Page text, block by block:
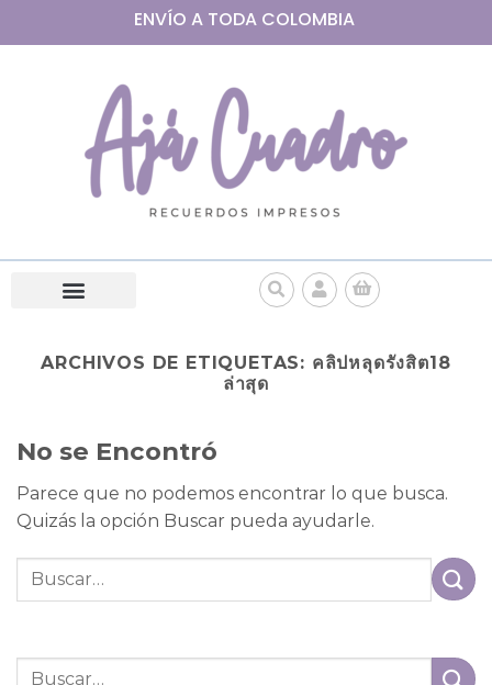
ENVÍO A TODA COLOMBIA
ARCHIVOS DE ETIQUETAS: คลิปหลุดรังสิต18
ล่าสุด
No se Encontró
Parece que no podemos encontrar lo que busca.
Quizás la opción Buscar pueda ayudarle.